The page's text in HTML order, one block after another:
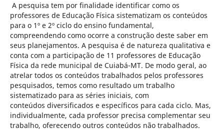
A pesquisa tem por finalidade identificar como os
professores de Educação Física sistematizam os conteúdos
para o 1º e 2º ciclo do ensino fundamental,
compreendendo como ocorre a construção deste saber em
seus planejamentos. A pesquisa é de natureza qualitativa e
conta com a participação de 11 professores de Educação
Física da rede municipal de Cuiabá-MT. De modo geral, ao
atrelar todos os conteúdos trabalhados pelos professores
pesquisados, temos como resultado um trabalho
sistematizado para as séries iniciais, com
conteúdos diversificados e específicos para cada ciclo. Mas,
individualmente, cada professor precisa complementar seu
trabalho, oferecendo outros conteúdos não trabalhados.